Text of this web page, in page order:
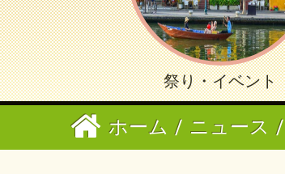
祭り・イベント
ホーム / ニュース /